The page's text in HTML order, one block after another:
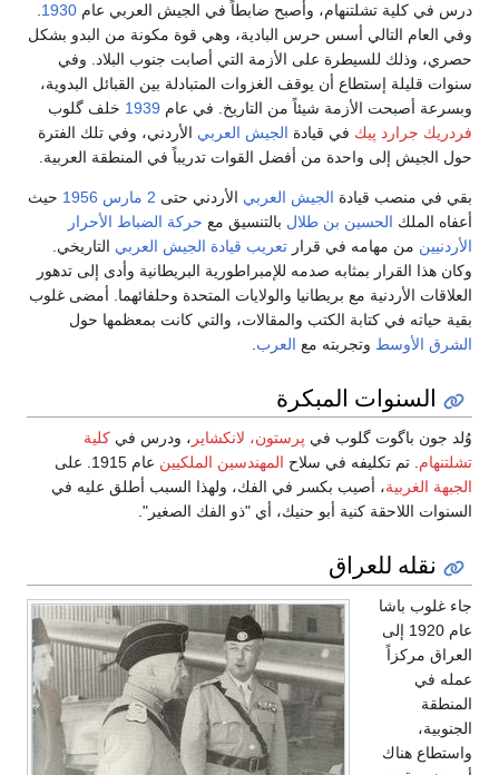
ضابطاً في الجيش العربي عام1930
.
البادية، وهي قوة مكونة من البدو بشكل
التي أصابت جنوب البلاد. وفي
الغزوات المتبادلة بين القبائل البدوية،
من التاريخ. في عام 1939خلف گلوب
الجيش العربي الأردني، وفي تلك الفترة
القوات تدريباً في المنطقة العربية.
العربي الأردني حتى2 مارس 1956 حيث
بالتنسيق معحركة الضباط الأحرار
تعريب قيادة الجيش العربيالتاريخي.
للإمبراطورية البريطانية وأدى إلى تدهور
والولايات المتحدة وحلفائهما. أمضى غلوب
والمقالات، والتي كانت بمعظمها حول
العرب .
پرستون، لانكشاير ، ودرس في كلية
المهندسين الملكيينعام 1915. على
في الفك، ولهذا السبب أطلق عليه في
حنيك، أي "ذو الفك الصغير".